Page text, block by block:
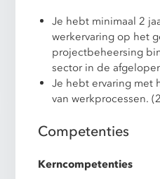
Je hebt minimaal 2
werkervaring op het
projectbeheersing
sector in de
Je hebt ervaring met
van werkprocessen.
Competenties
Kerncompetenties